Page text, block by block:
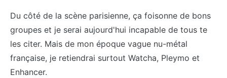
Du côté de la scène parisienne, ça foisonne de bons
groupes et je serai aujourd'hui incapable de tous te
les citer. Mais de mon époque vague nu-métal
française, je retiendrai surtout Watcha, Pleymo et
Enhancer.